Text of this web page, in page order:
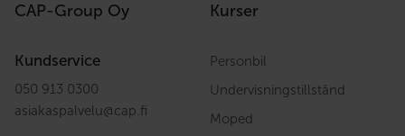
CAP-Group Oy
Kundservice
050 913 0300
asiakaspalvelu@cap.fi
Kurser
Personbil
Undervisningstillstånd
Moped